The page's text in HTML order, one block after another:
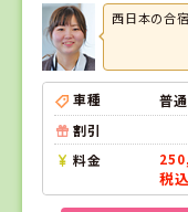
西日本の合
車種
普
割引
料金
税